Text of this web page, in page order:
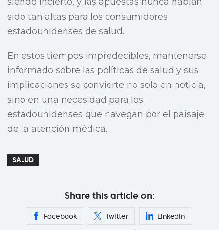
sido tan altas para los consumidores
estadounidenses de salud.
En estos tiempos impredecibles, mantenerse
informado sobre las políticas de salud y sus
implicaciones se convierte no solo en noticia,
sino en una necesidad para los
estadounidenses que navegan por el paisaje
de la atención médica.
SALUD
Share this article on:
Facebook Twitter Linkedin